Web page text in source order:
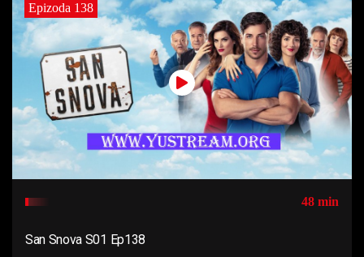
Epizoda 138
48 min
San Snova S01 Ep138